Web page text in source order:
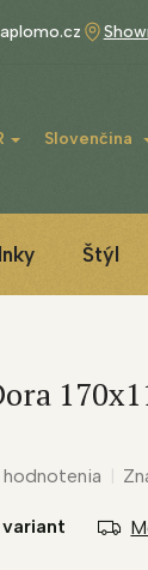
Slovenčina
Štýl